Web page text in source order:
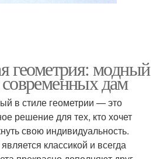
геометрия: модный
дам
в стиле геометрии — это
решение для тех, кто хочет
свою индивидуальность.
классикой и всегда